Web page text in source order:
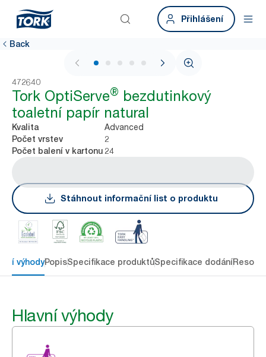
Přihlášení
Back
1 / 5
472640
Tork OptiServe® bezdutinkový
toaletní papír natural
Kvalita Advanced
Počet vrstev 2
Počet balení v kartonu 24
Stáhnout informační list o produktu
výhodyPopisSpecifikace produktůSpecifikace dodání
Hlavní výhody